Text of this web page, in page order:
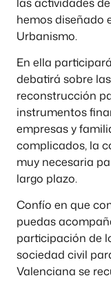
hemos diseñado
Urbanismo.
En ella
debatirá sobre
reconstrucción
instrumentos
empresas y
complicados, la
muy necesaria
largo plazo.
Confío en que
puedas
participación de
sociedad civil
Valenciana se